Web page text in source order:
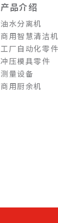
产品介绍
油水分离机
商用智慧清洁
工厂自动化零件
冲压模具零件
测量设备
商用厨余机